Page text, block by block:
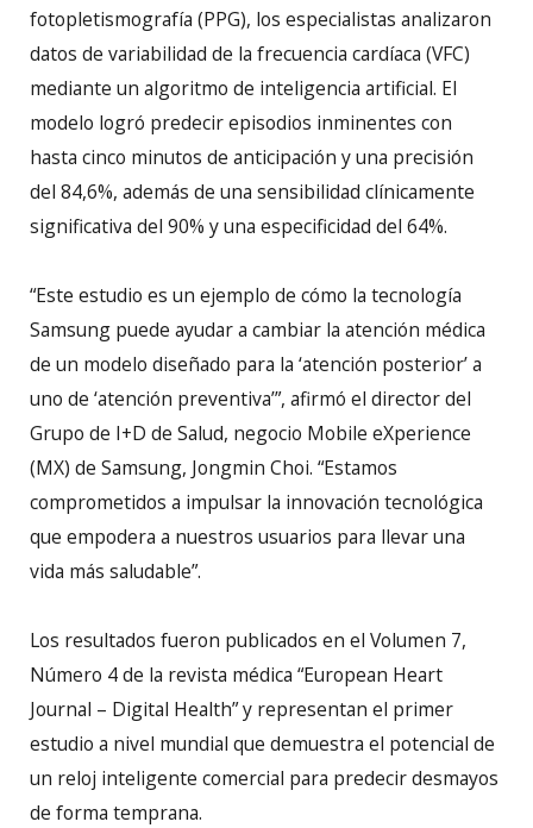
fotopletismografía (PPG), los especialistas analizaron
datos de variabilidad de la frecuencia cardíaca (VFC)
mediante un algoritmo de inteligencia artificial. El
modelo logró predecir episodios inminentes con
hasta cinco minutos de anticipación y una precisión
del 84,6%, además de una sensibilidad clínicamente
significativa del 90% y una especificidad del 64%.
“Este estudio es un ejemplo de cómo la tecnología
Samsung puede ayudar a cambiar la atención médica
de un modelo diseñado para la ‘atención posterior’ a
uno de ‘atención preventiva’”, afirmó el director del
Grupo de I+D de Salud, negocio Mobile eXperience
(MX) de Samsung, Jongmin Choi. “Estamos
comprometidos a impulsar la innovación tecnológica
que empodera a nuestros usuarios para llevar una
vida más saludable”.
Los resultados fueron publicados en el Volumen 7,
Número 4 de la revista médica “European Heart
Journal – Digital Health” y representan el primer
estudio a nivel mundial que demuestra el potencial de
un reloj inteligente comercial para predecir desmayos
de forma temprana.